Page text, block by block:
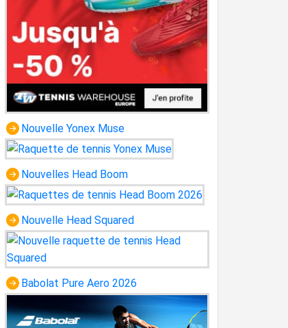
Nouvelle Yonex Muse
Nouvelles Head Boom
Nouvelle Head Squared
Babolat Pure Aero 2026